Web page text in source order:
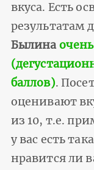
вкуса. Есть
результатам
Былина
баллов).
оценивают
из 10, т.е.
у вас есть
нравится ли